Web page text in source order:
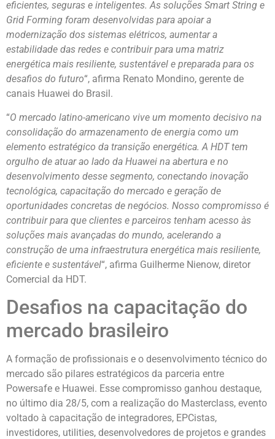
eficientes, seguras e inteligentes. As soluções Smart String e
Grid Forming foram desenvolvidas para apoiar a
modernização dos sistemas elétricos, aumentar a
estabilidade das redes e contribuir para uma matriz
energética mais resiliente, sustentável e preparada para os
desafios do futuro“, afirma Renato Mondino, gerente de
canais Huawei do Brasil.
“O mercado latino-americano vive um momento decisivo na
consolidação do armazenamento de energia como um
elemento estratégico da transição energética. A HDT tem
orgulho de atuar ao lado da Huawei na abertura e no
desenvolvimento desse segmento, conectando inovação
tecnológica, capacitação do mercado e geração de
oportunidades concretas de negócios. Nosso compromisso é
contribuir para que clientes e parceiros tenham acesso às
soluções mais avançadas do mundo, acelerando a
construção de uma infraestrutura energética mais resiliente,
eficiente e sustentável“, afirma Guilherme Nienow, diretor
Comercial da HDT.
Desafios na capacitação do
mercado brasileiro
A formação de profissionais e o desenvolvimento técnico do
mercado são pilares estratégicos da parceria entre
Powersafe e Huawei. Esse compromisso ganhou destaque,
no último dia 28/5, com a realização do Masterclass, evento
voltado à capacitação de integradores, EPCistas,
investidores, utilities, desenvolvedores de projetos e grandes